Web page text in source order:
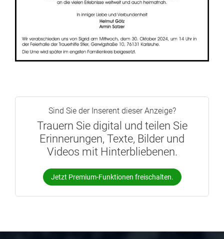
Sind Sie der Inserent dieser Anzeige?
Trauern Sie digital und teilen Sie
Erinnerungen, Texte, Bilder und
Videos mit Hinterbliebenen.
Jetzt Premium-Funktionen freischalten.